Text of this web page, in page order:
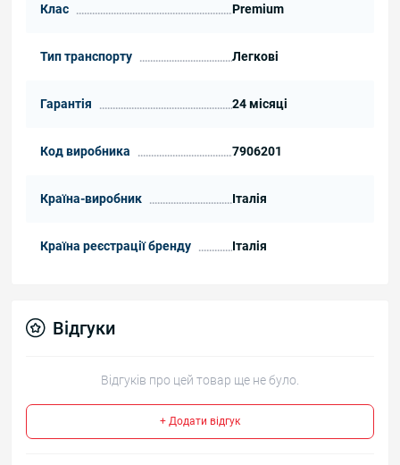
Клас Premium
Тип транспорту Легкові
Гарантія 24 місяці
Код виробника 7906201
Країна-виробник Італія
Країна реєстрації бренду Італія
Відгуки
Відгуків про цей товар ще не було.
+ Додати відгук